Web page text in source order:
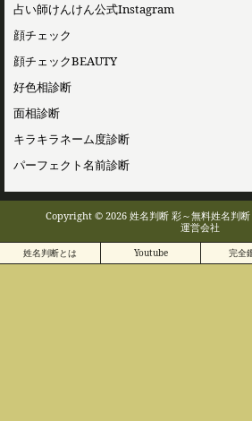
占い師けんけん公式Instagram
顔チェック
顔チェックBEAUTY
好色相診断
面相診断
キラキラネーム度診断
パーフェクト名前診断
Copyright © 2026 姓名判断 彩～無料姓名判
運営会社
姓名判断とは Youtube 完全